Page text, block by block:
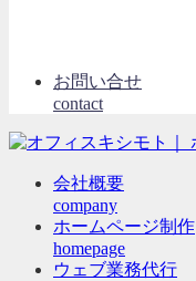
お問い合せ
contact
会社概要
company
ホームページ制作
homepage
ウェブ業務代行